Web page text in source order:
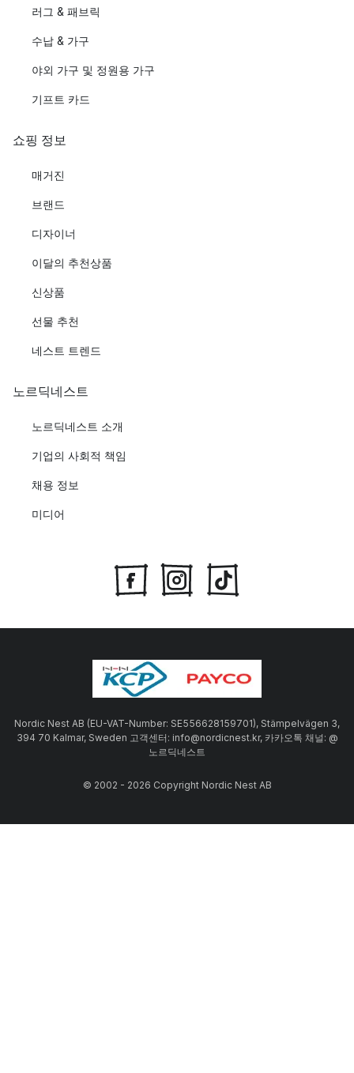
러그 & 패브릭
수납 & 가구
야외 가구 및 정원용 가구
기프트 카드
쇼핑 정보
매거진
브랜드
디자이너
이달의 추천상품
신상품
선물 추천
네스트 트렌드
노르딕네스트
노르딕네스트 소개
기업의 사회적 책임
채용 정보
미디어
Nordic Nest AB (EU-VAT-Number: SE556628159701), Stämpelvägen 3,
394 70 Kalmar, Sweden 고객센터: info@nordicnest.kr, 카카오톡 채널: @
노르딕네스트
© 2002 - 2026 Copyright Nordic Nest AB